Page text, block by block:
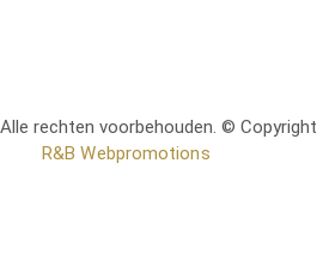
Alle rechten voorbehouden. © Copyright
R&B Webpromotions